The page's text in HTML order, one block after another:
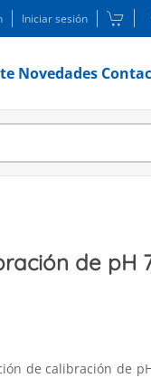
Iniciar sesión
Novedades
de pH
de calibración de